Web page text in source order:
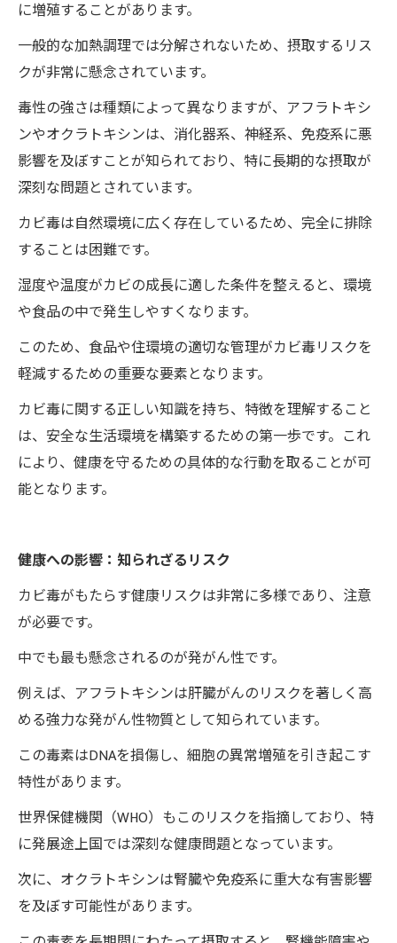
に増殖することがあります。
一般的な加熱調理では分解されないため、摂取するリス
クが非常に懸念されています。
毒性の強さは種類によって異なりますが、アフラトキシ
ンやオクラトキシンは、消化器系、神経系、免疫系に悪
影響を及ぼすことが知られており、特に長期的な摂取が
深刻な問題とされています。
カビ毒は自然環境に広く存在しているため、完全に排除
することは困難です。
湿度や温度がカビの成長に適した条件を整えると、環境
や食品の中で発生しやすくなります。
このため、食品や住環境の適切な管理がカビ毒リスクを
軽減するための重要な要素となります。
カビ毒に関する正しい知識を持ち、特徴を理解すること
は、安全な生活環境を構築するための第一歩です。これ
により、健康を守るための具体的な行動を取ることが可
能となります。
健康への影響：知られざるリスク
カビ毒がもたらす健康リスクは非常に多様であり、注意
が必要です。
中でも最も懸念されるのが発がん性です。
例えば、アフラトキシンは肝臓がんのリスクを著しく高
める強力な発がん性物質として知られています。
この毒素はDNAを損傷し、細胞の異常増殖を引き起こす
特性があります。
世界保健機関（WHO）もこのリスクを指摘しており、特
に発展途上国では深刻な健康問題となっています。
次に、オクラトキシンは腎臓や免疫系に重大な有害影響
を及ぼす可能性があります。